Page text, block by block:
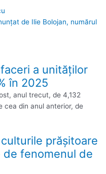
de Ilie Bolojan, numărul
a unităţilor
în 2025
anul trecut, de 4,132
cea din anul anterior, de
prăşitoare
fenomenul de